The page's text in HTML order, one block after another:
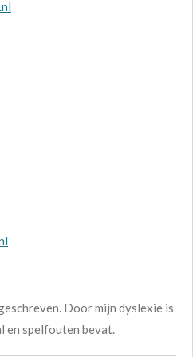
Door mijn dyslexie is
en spelfouten bevat.